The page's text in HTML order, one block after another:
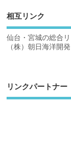
相互リンク
仙台・宮城の総合
（株）朝日海洋開発
リンクパートナー